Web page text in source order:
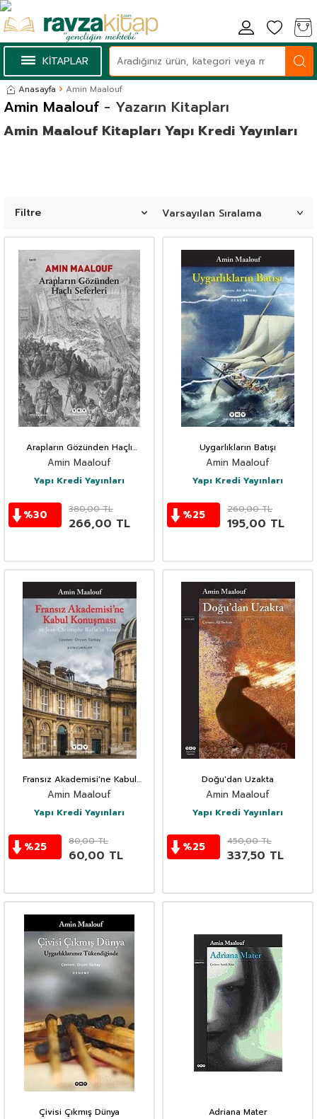
KİTAPLAR
Anasayfa Amin Maalouf
- Yazarın Kitapları
Amin Maalouf
Amin Maalouf Kitapları Yapı Kredi Yayınları
Filtre
Arapların Gözünden Haçlı
Seferleri
Amin Maalouf
Yapı Kredi Yayınları
%30 380,00TL
266,00 TL
Uygarlıkların Batışı
Amin Maalouf
Yapı Kredi Yayınları
%25 260,00TL
195,00 TL
Fransız Akademisi'ne Kabul
Konuşması ve Jean-Christophe
Rufin'in Yanıtı
Amin Maalouf
Yapı Kredi Yayınları
%25 80,00TL
60,00 TL
Doğu'dan Uzakta
Amin Maalouf
Yapı Kredi Yayınları
%25 450,00TL
337,50 TL
Çivisi Çıkmış Dünya Adriana Mater